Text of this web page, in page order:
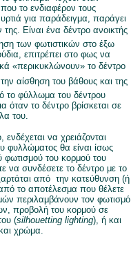
το ενδιαφέρον τους
για παράδειγμα, παράγει
Είναι ένα δέντρο ανοικτής
των φωτιστικών στο έξω
επιτρέπει στο φως να
«περικυκλώνουν» το δέντρο 
αίσθηση του βάθους και της
το φύλλωμα του δέντρου
όταν το δέντρο βρίσκεται σε
του.
να χρειάζονται
φυλλώματος θα είναι ίσως
φωτισμού του κορμού του
να συνδέσετε το δέντρο με το
από την κατεύθυνση (ή
από το αποτέλεσμα που θέλετε
περιλαμβάνουν τον φωτισμό
προβολή του κορμού σε
(silhouetting lighting), ή και
χρώμα.